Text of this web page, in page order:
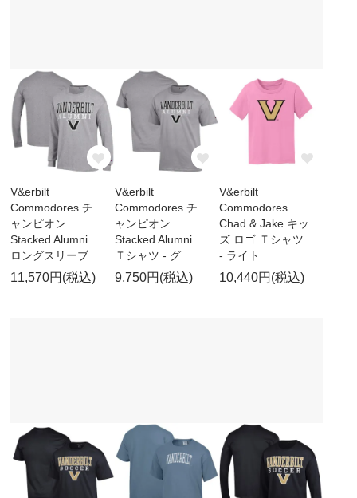
V&erbilt
Commodores チ
ャンピオン
Stacked Alumni
ロングスリーブ
11,570円(税込)
V&erbilt
Commodores チ
ャンピオン
Stacked Alumni
Ｔシャツ - グ
9,750円(税込)
V&erbilt
Commodores
Chad & Jake キッ
ズ ロゴ Ｔシャツ
- ライト
10,440円(税込)